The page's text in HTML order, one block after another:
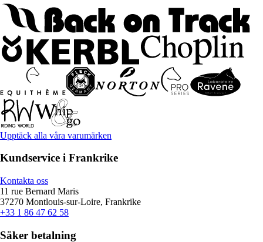
Upptäck alla våra varumärken
Kundservice i Frankrike
Kontakta oss
11 rue Bernard Maris
37270 Montlouis-sur-Loire, Frankrike
+33 1 86 47 62 58
Säker betalning